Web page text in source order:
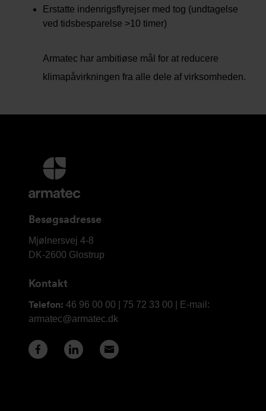
Erstatte indenrigsflyrejser med tog (undtagelse
ved tidsbesparelse >10 timer)
Armatec har ambitiøse mål for at reducere
klimapåvirkningen fra alle dele af virksomheden.
Yderligere
information
og
Besøgsadresse
Armatec
A/S
Mjølnersvej 4-8
DK-2600 Glostrup
Kontakt
Telefon: 46 96 00 00 | 75 72 33 00 | E-mail:
armatec@armatec.dk